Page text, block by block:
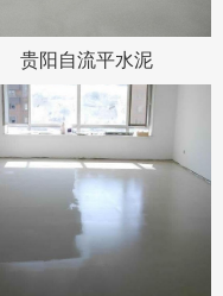
贵阳自流平水泥